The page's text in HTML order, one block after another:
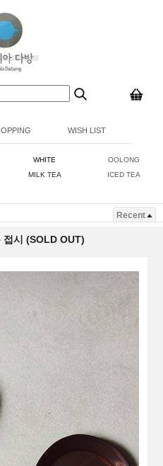
WISH LIST
WHITE
OOLONG
MILK TEA
ICED TEA
Recent
접시 (SOLD OUT)